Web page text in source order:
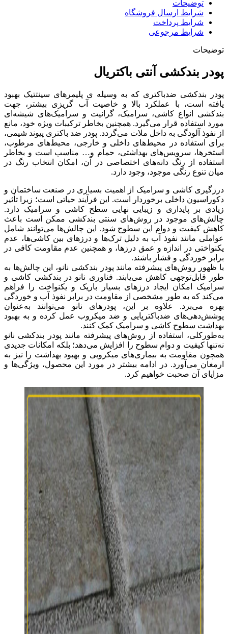
توضیحات
شرایط ارسال فروشگاه
شرایط پرداخت
شرایط مرجوعی
توضیحات
پودر بندکشی آنتی باکتریال
پودر بندکشی ضدباکتری که به وسیله ی پلیمرهای سینتتیک بهبود
یافته است، با عملکرد بالا و خاصیت آب گریزی بیشتر، جهت
بندکشی انواع کاشی، سرامیک، گرانیت و سرامیک‌های شیشه‌ای
مورد استفاده قرار می‌گیرد. همچنین بخاطر ترکیبات ویژه خود، مانع
از نفوذ آلودگی به داخل ملات می‌گردد. پودر ضد باکتری پیوند شیمی،
برای استفاده در محیط‌های داخلی و خارجی، محیط‌های مرطوب،
استخرها، سرویس‌های بهداشتی، حمام و… مناسب است و بخاطر
استفاده از رنگ دانه‌های اختصاصی در آن، امکان انتخاب رنگ در
میان تنوع رنگی موجود، وجود دارد.
درزگیری کاشی و سرامیک از اهمیت بسیاری در صنعت ساختمان و
دکوراسیون داخلی برخوردار است. این فرآیند حیاتی است؛ زیرا تأثیر
زیادی بر پایداری و زیبایی نهایی سطح کاشی و سرامیک دارد.
چالش‌های موجود در روش‌های سنتی بندکشی ممکن است باعث
کاهش کیفیت و دوام این سطوح شود. این چالش‌ها می‌توانند شامل
عواملی مانند نفوذ آب به دلیل ترک‌ها و درزهای بین کاشی‌ها، عدم
یکنواختی در اندازه و عمق درزها، و همچنین عدم مقاومت کافی در
برابر خوردگی و فشار باشند.
با ظهور روش‌های پیشرفته مانند پودر بندکشی نانو، این چالش‌ها به
طور قابل‌توجهی کاهش می‌یابند. فناوری نانو در بندکشی کاشی و
سرامیک امکان ایجاد درزهای بسیار باریک و یکنواخت را فراهم
می‌کند که به طور مشخصی از مقاومت در برابر نفوذ آب و خوردگی
بهره می‌برد. علاوه بر این، پودرهای نانو می‌توانند به‌عنوان
پوشش‌دهی‌های ضدباکتریایی و ضد میکروب عمل کرده و به بهبود
بهداشت سطوح کاشی و سرامیک کمک کنند.
به‌طورکلی، استفاده از روش‌های پیشرفته مانند پودر بندکشی نانو
نه‌تنها کیفیت و دوام سطوح را افزایش می‌دهد؛ بلکه امکانات جدیدی
همچون مقاومت به بیماری‌های میکروبی و بهبود بهداشت را نیز به
ارمغان می‌آورد. در ادامه بیشتر در مورد این محصول، ویژگی‌ها و
مزایای آن صحبت خواهیم کرد.